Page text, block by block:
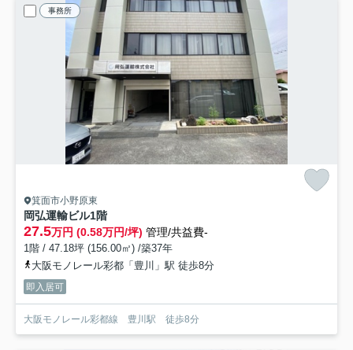
事務所
箕面市小野原東
岡弘運輸ビル1階
27.5万円 (0.58万円/坪) 管理/共益費-
1階 / 47.18坪 (156.00㎡) /築37年
大阪モノレール彩都「豊川」駅 徒歩8分
即入居可
大阪モノレール彩都線 豊川駅 徒歩8分